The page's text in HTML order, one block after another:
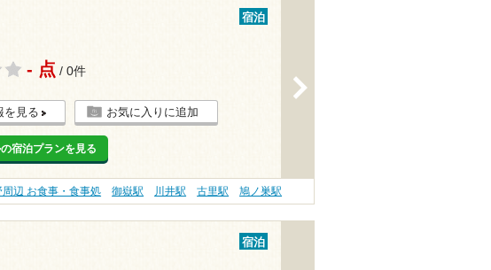
宿泊
- 点 / 0件
を見る お気に入りに追加
宿泊プランを見る
辺 お食事・食事処 御嶽駅 川井駅 古里駅 鳩ノ巣駅
宿泊